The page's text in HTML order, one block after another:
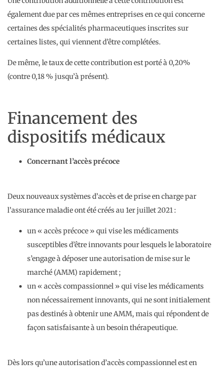
également due par ces mêmes entreprises en ce qui concerne
certaines des spécialités pharmaceutiques inscrites sur
certaines listes, qui viennent d’être complétées.
De même, le taux de cette contribution est porté à 0,20%
(contre 0,18 % jusqu’à présent).
Financement des
dispositifs médicaux
Concernant l’accès précoce
Deux nouveaux systèmes d’accès et de prise en charge par
l’assurance maladie ont été créés au 1er juillet 2021 :
un « accès précoce » qui vise les médicaments
susceptibles d’être innovants pour lesquels le laboratoire
s’engage à déposer une autorisation de mise sur le
marché (AMM) rapidement ;
un « accès compassionnel » qui vise les médicaments
non nécessairement innovants, qui ne sont initialement
pas destinés à obtenir une AMM, mais qui répondent de
façon satisfaisante à un besoin thérapeutique.
Dès lors qu’une autorisation d’accès compassionnel est en